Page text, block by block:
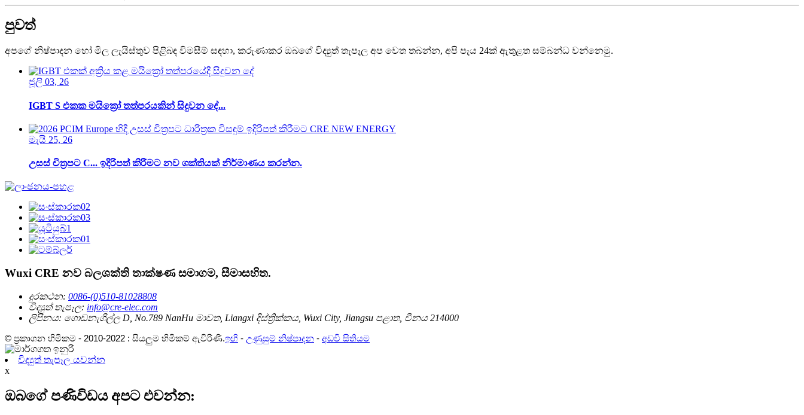
පුවත්
අපගේ නිෂ්පාදන හෝ මිල ලැයිස්තුව පිළිබඳ විමසීම් සඳහා, කරුණාකර ඔබගේ විද්‍යුත් තැපෑල අප වෙත තබන්න, අපි පැය 24ක් ඇතුළත සම්බන්ධ වන්නෙමු.
ජූලි 03, 26
IGBT S එකක මයික්‍රෝ තත්පරයකින් සිදුවන දේ...
මැයි 25, 26
උසස් චිත්‍රපට C... ඉදිරිපත් කිරීමට නව ශක්තියක් නිර්මාණය කරන්න.
Wuxi CRE නව බලශක්ති තාක්ෂණ සමාගම, සීමාසහිත.
දුරකථන: 0086-(0)510-81028808
විද්‍යුත් තැපෑල: info@cre-elec.com
ලිපිනය: ගොඩනැගිල්ල D, No.789 NanHu මාවත, Liangxi දිස්ත්‍රික්කය, Wuxi City, Jiangsu පළාත, චීනය 214000
© ප්‍රකාශන හිමිකම - 2010-2022 : සියලුම හිමිකම් ඇවිරිණි.ඉඟි - උණුසුම් නිෂ්පාදන - අඩවි සිතියම
විද්‍යුත් තැපෑල යවන්න
x
ඔබගේ පණිවිඩය අපට එවන්න: